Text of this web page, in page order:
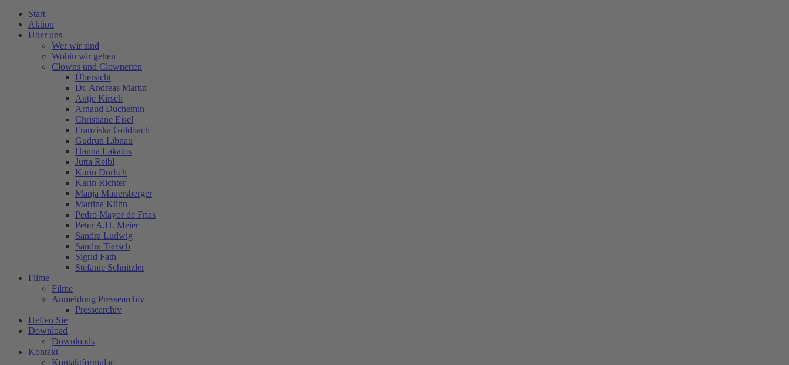
Start
Aktion
Über uns
Wer wir sind
Wohin wir gehen
Clowns und Clownetten
Übersicht
Dr. Andreas Martin
Antje Kirsch
Arnaud Duchemin
Christiane Eisel
Franziska Goldbach
Gudrun Libnau
Hanna Lakatos
Jutta Reibl
Karin Dörlich
Karin Richter
Manja Mauersberger
Martina Kühn
Pedro Mayor de Frias
Peter A.H. Meier
Sandra Ludwig
Sandra Tiersch
Sigrid Fath
Stefanie Schnitzler
Filme
Filme
Anmeldung Pressearchiv
Pressearchiv
Helfen Sie
Download
Downloads
Kontakt
Kontaktformular